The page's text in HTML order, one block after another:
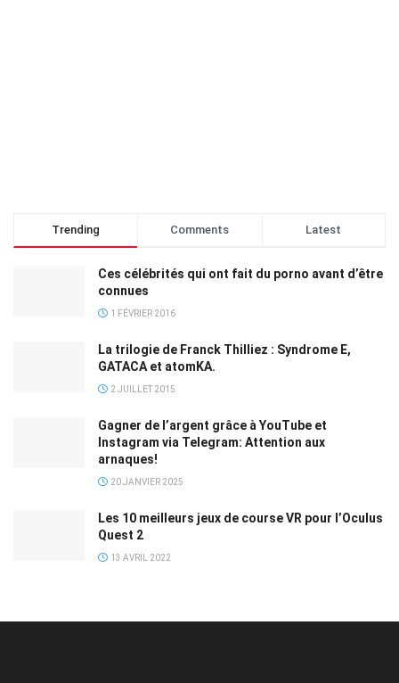
Trending Comments Latest
Ces célébrités qui ont fait du porno avant d’être
connues
1 FÉVRIER 2016
La trilogie de Franck Thilliez : Syndrome E,
GATACA et atomKA.
2 JUILLET 2015
Gagner de l’argent grâce à YouTube et
Instagram via Telegram: Attention aux
arnaques!
20 JANVIER 2025
Les 10 meilleurs jeux de course VR pour l’Oculus
Quest 2
13 AVRIL 2022